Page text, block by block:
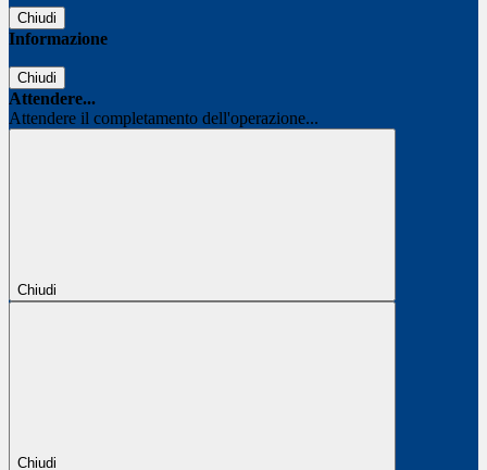
Chiudi
Informazione
Chiudi
Attendere...
Attendere il completamento dell'operazione...
Chiudi
Chiudi